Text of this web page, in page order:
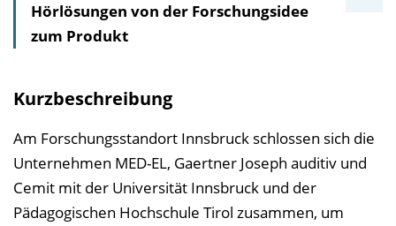
s
v
Hörlösungen von der Forschungsidee
zum Produkt
Kurzbeschreibung
Am Forschungsstandort Innsbruck schlossen sich die
Unternehmen MED-EL, Gaertner Joseph auditiv und
Cemit mit der Universität Innsbruck und der
Pädagogischen Hochschule Tirol zusammen, um